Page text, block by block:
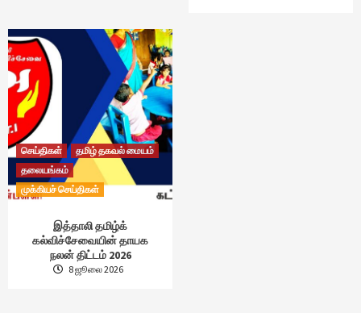
செய்திகள்
தமிழ் தகவல் மையம்
தலையங்கம்
முக்கியச் செய்திகள்
இத்தாலி தமிழ்க்
கல்விச்சேவையின் தாயக
நலன் திட்டம் 2026
8 ஜூலை 2026